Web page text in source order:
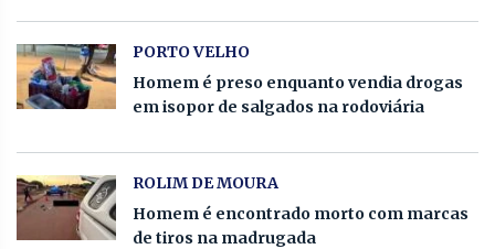
PORTO VELHO
Homem é preso enquanto vendia drogas
em isopor de salgados na rodoviária
ROLIM DE MOURA
Homem é encontrado morto com marcas
de tiros na madrugada